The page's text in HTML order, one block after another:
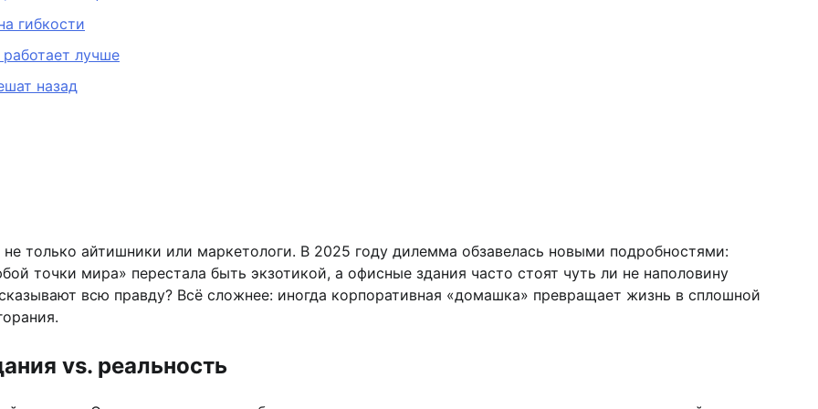
гибкости
лучше
назад
только айтишники или маркетологи. В 2025 году дилемма обзавелась новыми подробностями:
точки мира» перестала быть экзотикой, а офисные здания часто стоят чуть ли не наполовину
всю правду? Всё сложнее: иногда корпоративная «домашка» превращает жизнь в сплошной
vs. реальность